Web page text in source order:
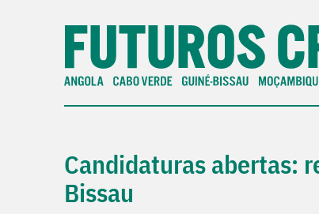
Candidaturas abertas:
Bissau